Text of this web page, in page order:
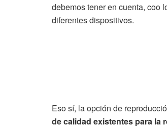
debemos tener en cuenta, coo
diferentes dispositivos.
Eso sí, la opción de
de calidad existentes para la